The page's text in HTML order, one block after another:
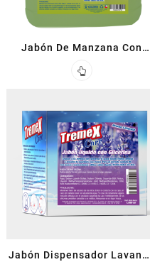
Jabón De Manzana Con
Glicerina 1 L
Jabón Dispensador Lavanda